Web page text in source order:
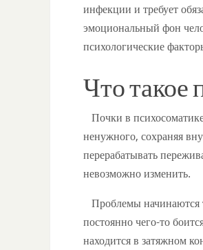
инфекции и требует
эмоциональный фон
психологические
Что такое
Почки в
ненужного, сохраняя
перерабатывать
невозможно изменить.
Проблемы начинаются
постоянно чего-то
находится в затяжном